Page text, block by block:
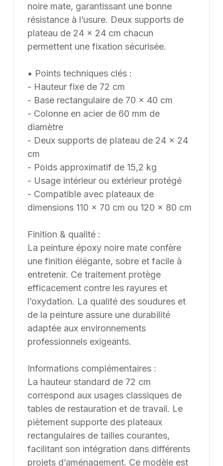
noire mate, garantissant une bonne
résistance à l’usure. Deux supports de
plateau de 24 × 24 cm chacun
permettent une fixation sécurisée.
• Points techniques clés :
- Hauteur fixe de 72 cm
- Base rectangulaire de 70 × 40 cm
- Colonne en acier de 60 mm de
diamètre
- Deux supports de plateau de 24 × 24
cm
- Poids approximatif de 15,2 kg
- Usage intérieur ou extérieur protégé
- Compatible avec plateaux de
dimensions 110 × 70 cm ou 120 × 80 cm
Finition & qualité :
La peinture époxy noire mate confère
une finition élégante, sobre et facile à
entretenir. Ce traitement protège
efficacement contre les rayures et
l’oxydation. La qualité des soudures et
de la peinture assure une durabilité
adaptée aux environnements
professionnels exigeants.
Informations complémentaires :
La hauteur standard de 72 cm
correspond aux usages classiques de
tables de restauration et de travail. Le
piètement supporte des plateaux
rectangulaires de tailles courantes,
facilitant son intégration dans différents
projets d’aménagement. Ce modèle est